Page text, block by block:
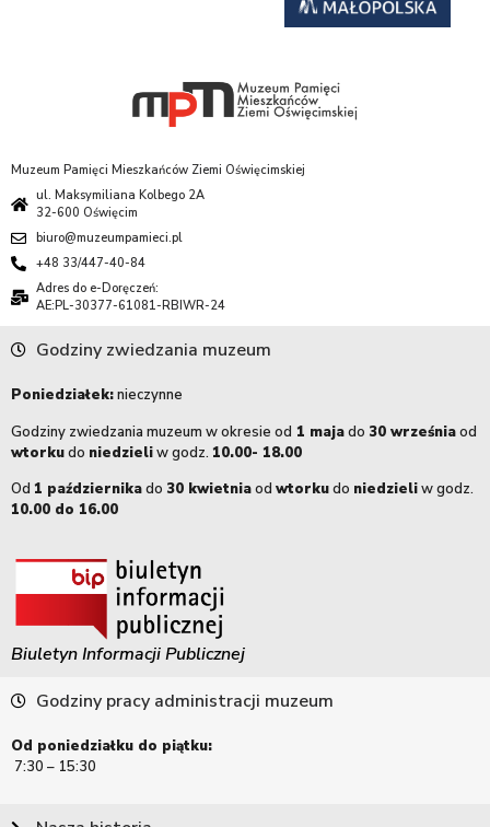
Muzeum Pamięci Mieszkańców Ziemi Oświęcimskiej
ul. Maksymiliana Kolbego 2A
32-600 Oświęcim
biuro@muzeumpamieci.pl
+48 33/447-40-84
Adres do e-Doręczeń:
AE:PL-30377-61081-RBIWR-24
Godziny zwiedzania muzeum
Poniedziałek:nieczynne
Godziny zwiedzania muzeum w okresie od 1 majado 30 wrześniaod
wtorkudo niedzieliw godz. 10.00- 18.00
Od 1 październikado 30 kwietniaod wtorkudo niedzieliw godz.
10.00 do 16.00
Biuletyn Informacji Publicznej
Godziny pracy administracji muzeum
Od poniedziałku do piątku:
7:30 – 15:30